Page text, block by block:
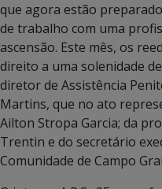
que agora estão
de trabalho com uma
ascensão. Este mês, os
direito a uma solenidade
diretor de Assistência
Martins, que no ato
Ailton Stropa Garcia; da
Trentin e do secretário
Comunidade de Campo